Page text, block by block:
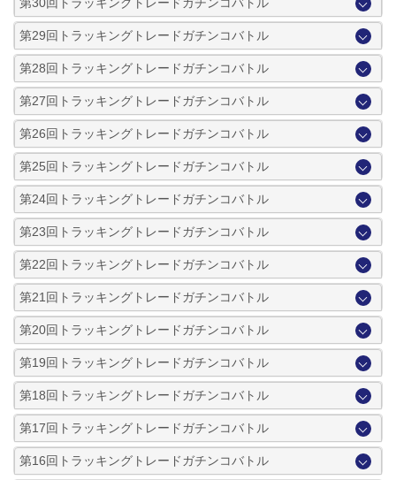
第29回トラッキングトレードガチンコバトル
第28回トラッキングトレードガチンコバトル
第27回トラッキングトレードガチンコバトル
第26回トラッキングトレードガチンコバトル
第25回トラッキングトレードガチンコバトル
第24回トラッキングトレードガチンコバトル
第23回トラッキングトレードガチンコバトル
第22回トラッキングトレードガチンコバトル
第21回トラッキングトレードガチンコバトル
第20回トラッキングトレードガチンコバトル
第19回トラッキングトレードガチンコバトル
第18回トラッキングトレードガチンコバトル
第17回トラッキングトレードガチンコバトル
第16回トラッキングトレードガチンコバトル